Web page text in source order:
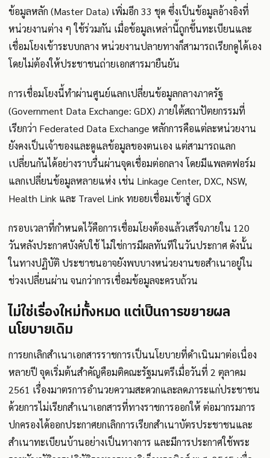
ข้อมูลหลัก (Master Data) เพิ่มอีก 33 ชุด ซึ่งเป็นข้อมูลอ้างอิงที่
หน่วยงานต่าง ๆ ใช้ร่วมกัน เมื่อข้อมูลเหล่านี้ถูกขึ้นทะเบียนและ
เชื่อมโยงเข้าระบบกลาง หน่วยงานปลายทางก็สามารถเรียกดูได้เอง
โดยไม่ต้องให้ประชาชนถ่ายเอกสารมายืนยัน
การเชื่อมโยงนี้ทำผ่านศูนย์แลกเปลี่ยนข้อมูลกลางภาครัฐ
(Government Data Exchange: GDX) ภายใต้สถาปัตยกรรมที่
เรียกว่า Federated Data Exchange หลักการคือแต่ละหน่วยงาน
ยังคงเป็นเจ้าของและดูแลข้อมูลของตนเอง แต่สามารถแลก
เปลี่ยนกันได้อย่างราบรื่นผ่านจุดเชื่อมต่อกลาง โดยมีแพลตฟอร์ม
แลกเปลี่ยนข้อมูลหลายแห่ง เช่น Linkage Center, DXC, NSW,
Health Link และ Travel Link ทยอยเชื่อมเข้าสู่ GDX
กรอบเวลาที่กำหนดไว้คือการเชื่อมโยงต้องแล้วเสร็จภายใน 120
วันหลังประกาศบังคับใช้ ไม่ใช่การมีผลทันทีในวันประกาศ ดังนั้น
ในทางปฏิบัติ ประชาชนอาจยังพบบางหน่วยงานขอสำเนาอยู่ใน
ช่วงเปลี่ยนผ่าน จนกว่าการเชื่อมข้อมูลจะครบถ้วน
ไม่ใช่เรื่องใหม่ทั้งหมด แต่เป็นการขยายผล
นโยบายเดิม
การยกเลิกสำเนาเอกสารราชการเป็นนโยบายที่ดำเนินมาต่อเนื่อง
หลายปี จุดเริ่มต้นสำคัญคือมติคณะรัฐมนตรีเมื่อวันที่ 2 ตุลาคม
2561 เรื่องมาตรการอำนวยความสะดวกและลดภาระแก่ประชาชน
ด้วยการไม่เรียกสำเนาเอกสารที่ทางราชการออกให้ ต่อมากรมการ
ปกครองได้ออกประกาศยกเลิกการเรียกสำเนาบัตรประชาชนและ
สำเนาทะเบียนบ้านอย่างเป็นทางการ และมีการประกาศใช้พระ